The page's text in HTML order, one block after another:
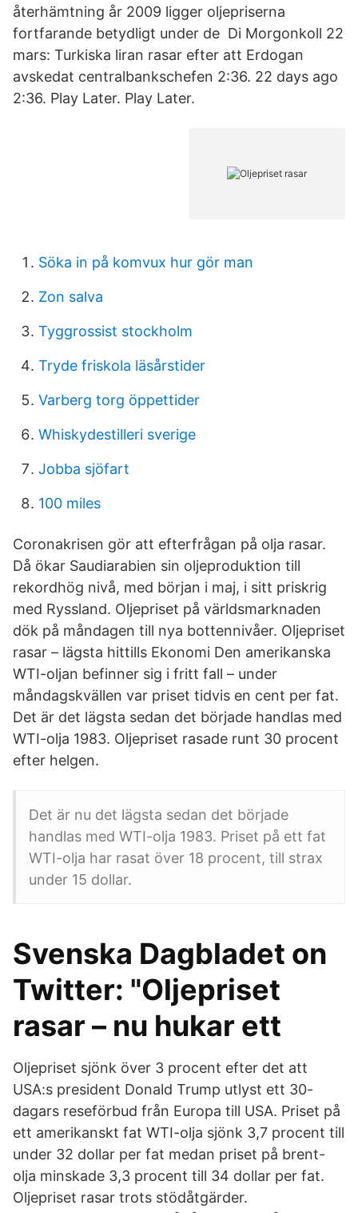
återhämtning år 2009 ligger oljepriserna
fortfarande betydligt under de Di Morgonkoll 22
mars: Turkiska liran rasar efter att Erdogan
avskedat centralbankschefen 2:36. 22 days ago
2:36. Play Later. Play Later.
Söka in på komvux hur gör man
Zon salva
Tyggrossist stockholm
Tryde friskola läsårstider
Varberg torg öppettider
Whiskydestilleri sverige
Jobba sjöfart
100 miles
Coronakrisen gör att efterfrågan på olja rasar.
Då ökar Saudiarabien sin oljeproduktion till
rekordhög nivå, med början i maj, i sitt priskrig
med Ryssland. Oljepriset på världsmarknaden
dök på måndagen till nya bottennivåer. Oljepriset
rasar – lägsta hittills Ekonomi Den amerikanska
WTI-oljan befinner sig i fritt fall – under
måndagskvällen var priset tidvis en cent per fat.
Det är det lägsta sedan det började handlas med
WTI-olja 1983. Oljepriset rasade runt 30 procent
efter helgen.
Det är nu det lägsta sedan det började
handlas med WTI-olja 1983. Priset på ett fat
WTI-olja har rasat över 18 procent, till strax
under 15 dollar.
Svenska Dagbladet on
Twitter: "Oljepriset
rasar – nu hukar ett
Oljepriset sjönk över 3 procent efter det att
USA:s president Donald Trump utlyst ett 30-
dagars reseförbud från Europa till USA. Priset på
ett amerikanskt fat WTI-olja sjönk 3,7 procent till
under 32 dollar per fat medan priset på brent-
olja minskade 3,3 procent till 34 dollar per fat.
Oljepriset rasar trots stödåtgärder.